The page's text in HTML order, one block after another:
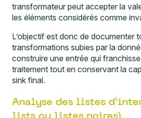
transformateur peut accepter la
les éléments considérés comme
L’objectif est donc de documenter
transformations subies par la
construire une entrée qui
traitement tout en conservant la
sink final.
Analyse des listes